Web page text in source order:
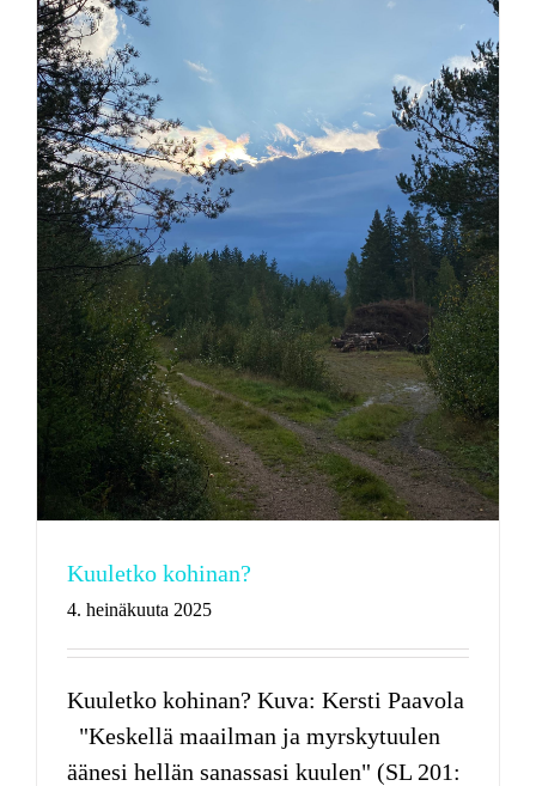
Kuuletko kohinan?
4. heinäkuuta 2025
Kuuletko kohinan? Kuva: Kersti Paavola
"Keskellä maailman ja myrskytuulen
äänesi hellän sanassasi kuulen" (SL 201: